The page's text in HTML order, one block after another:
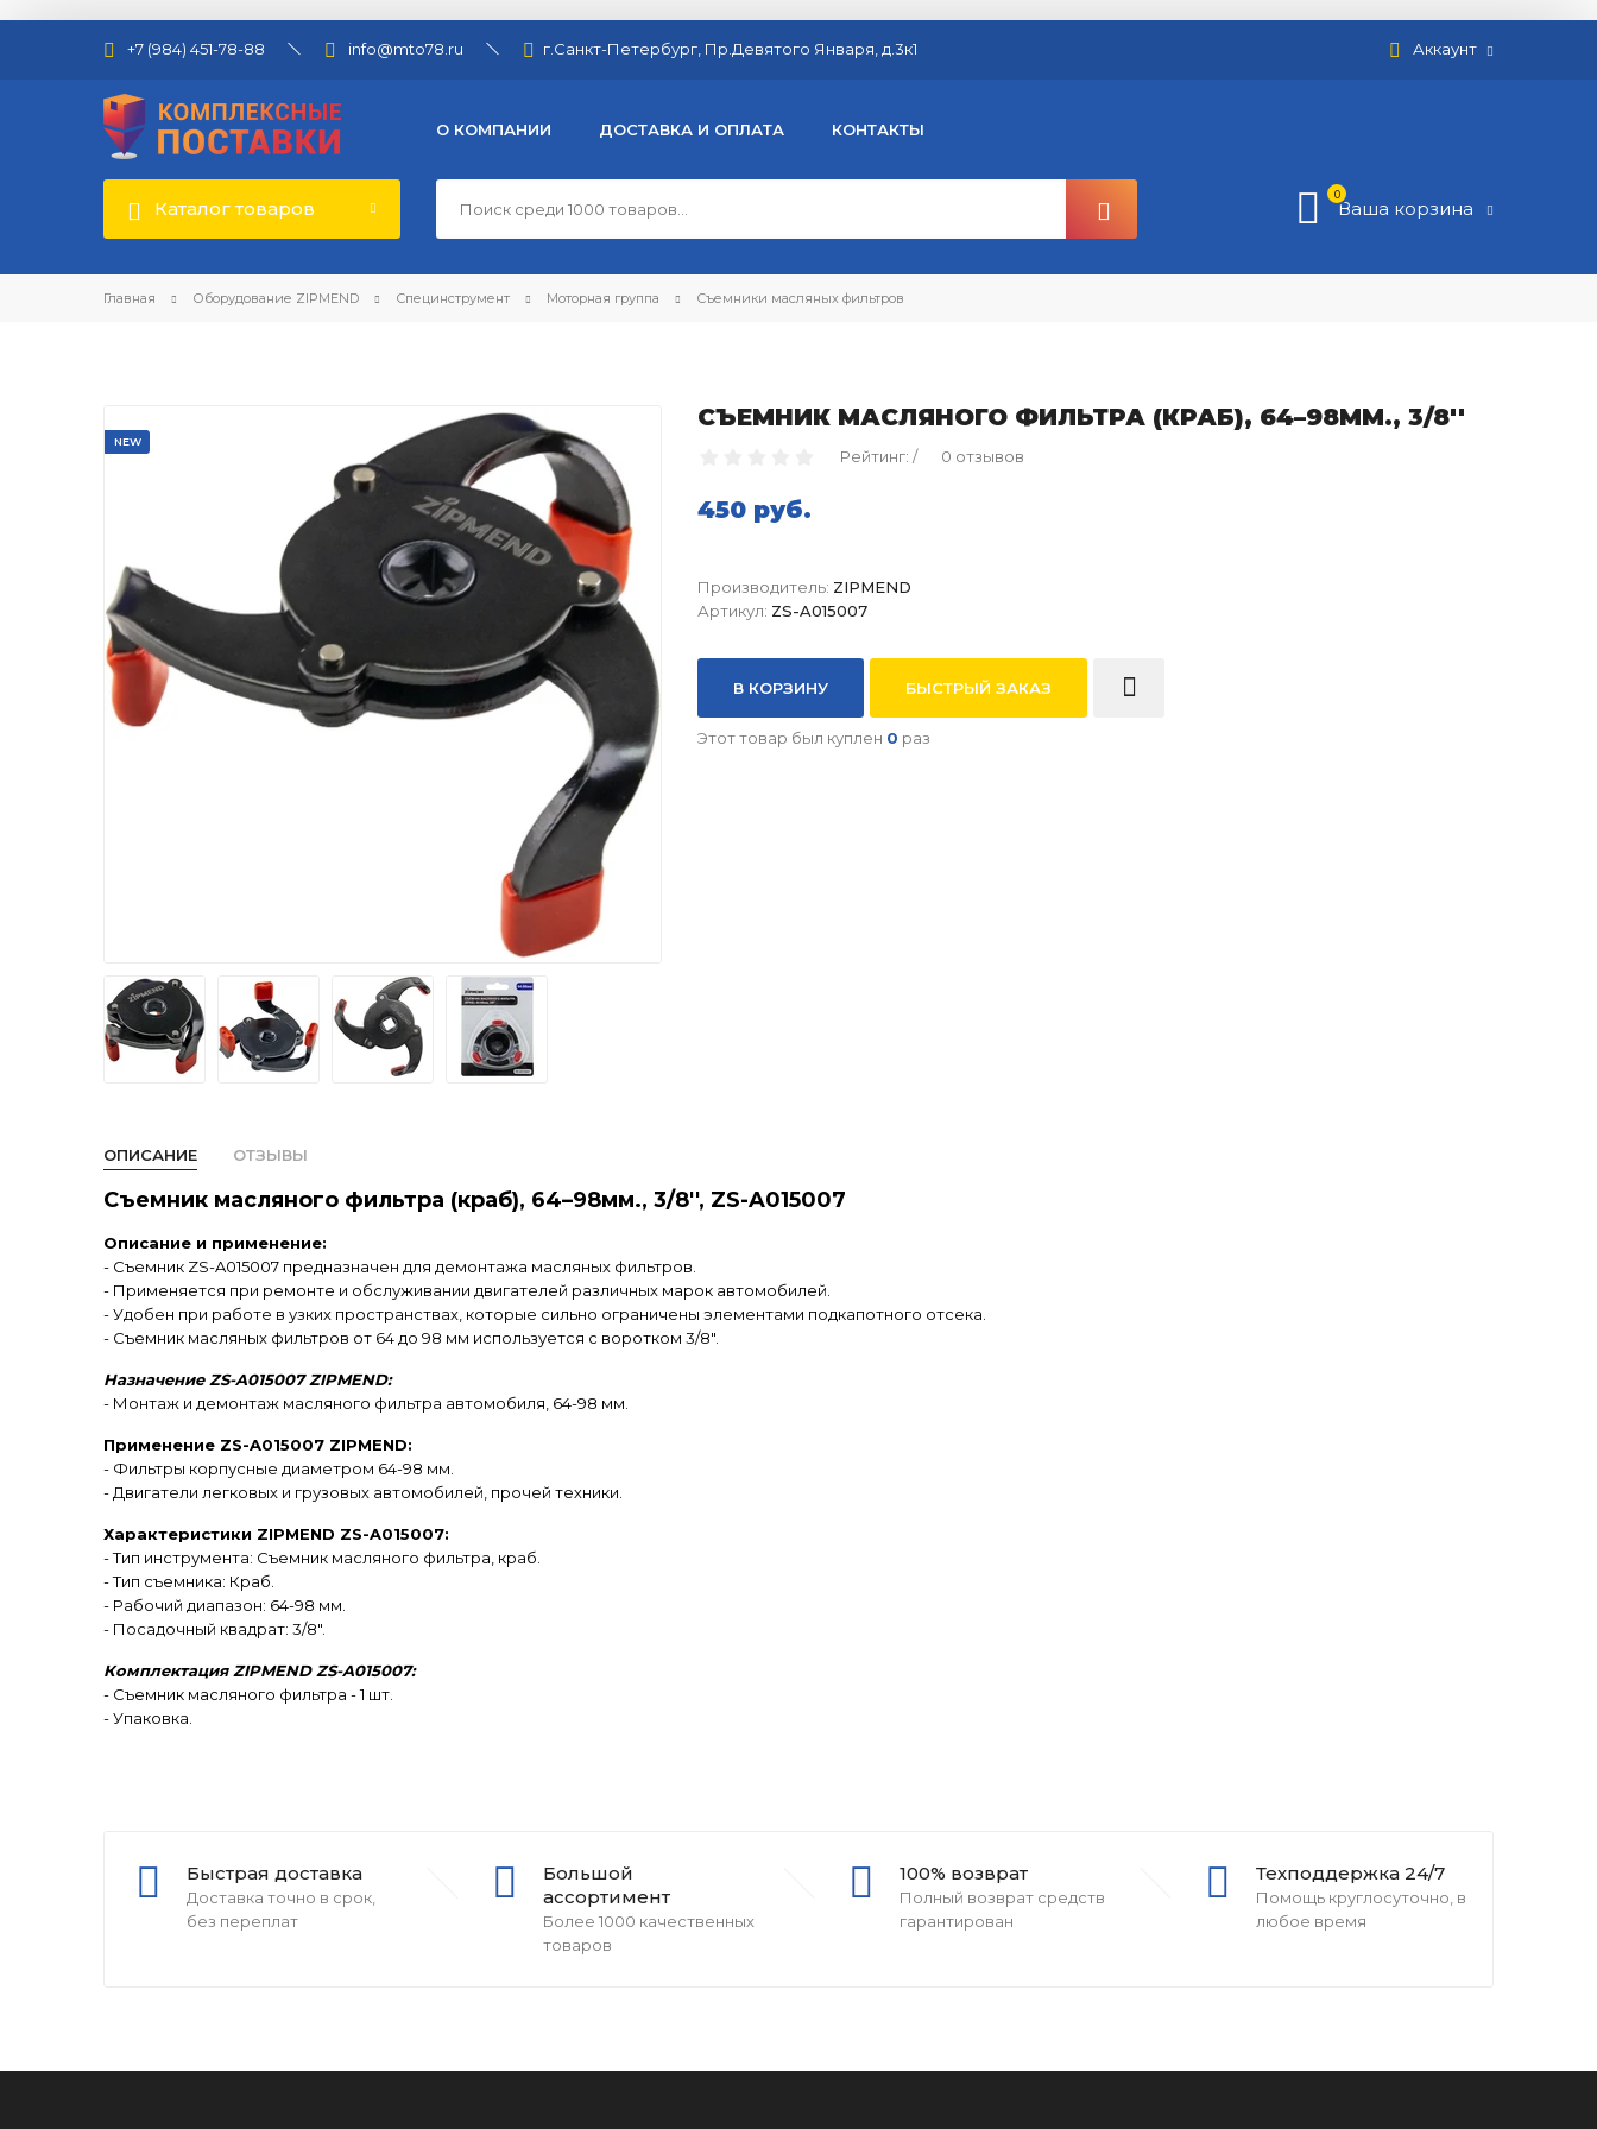
+7 (984) 451-78-88 info@mto78.ru г.Санкт-Петербург, Пр.Девятого Января, д.3к1 Аккаунт
О КОМПАНИИ ДОСТАВКА И ОПЛАТА КОНТАКТЫ
Каталог товаров
0
Ваша корзина
Главная Оборудование ZIPMEND Специнструмент Моторная группа Съемники масляных фильтров
NEW
СЪЕМНИК МАСЛЯНОГО ФИЛЬТРА (КРАБ), 64–98ММ., 3/8''
Рейтинг: / 0 отзывов
450 руб.
Производитель: ZIPMEND
Артикул: ZS-A015007
В КОРЗИНУ БЫСТРЫЙ ЗАКАЗ
Этот товар был куплен 0 раз
ОПИСАНИЕ ОТЗЫВЫ
Съемник масляного фильтра (краб), 64–98мм., 3/8'', ZS-A015007
Описание и применение:
- Съемник ZS-A015007 предназначен для демонтажа масляных фильтров.
- Применяется при ремонте и обслуживании двигателей различных марок автомобилей.
- Удобен при работе в узких пространствах, которые сильно ограничены элементами подкапотного отсека.
- Съемник масляных фильтров от 64 до 98 мм используется с воротком 3/8".
Назначение ZS-A015007 ZIPMEND:
- Монтаж и демонтаж масляного фильтра автомобиля, 64-98 мм.
Применение ZS-A015007 ZIPMEND:
- Фильтры корпусные диаметром 64-98 мм.
- Двигатели легковых и грузовых автомобилей, прочей техники.
Характеристики ZIPMEND ZS-A015007:
- Тип инструмента: Съемник масляного фильтра, краб.
- Тип съемника: Краб.
- Рабочий диапазон: 64-98 мм.
- Посадочный квадрат: 3/8".
Комплектация ZIPMEND ZS-A015007:
- Съемник масляного фильтра - 1 шт.
- Упаковка.
Быстрая доставка
Доставка точно в срок,
без переплат
Большой
ассортимент
Более 1000 качественных
товаров
100% возврат
Полный возврат средств
гарантирован
Техподдержка 24/7
Помощь круглосуточно, в
любое время